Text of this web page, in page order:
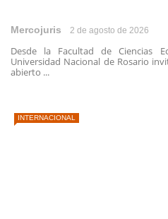
Mercojuris 2 de agosto de 2026
Desde la Facultad de Ciencias
Universidad Nacional de Rosario
abierto ...
INTERNACIONAL